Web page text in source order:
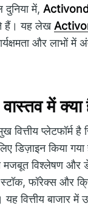
दुनिया में,
हैं। यह लेख
और लाभों में
में क्या
वित्तीय प्लेटफॉर्म
डिज़ाइन किया
मजबूत विश्लेषण और
फॉरेक्स और
यह वित्तीय बाजार में